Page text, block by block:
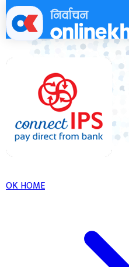
Skip
to
content
OK HOME